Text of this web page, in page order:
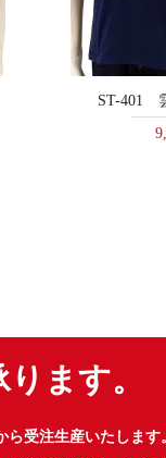
ST-401
ます。
ら受注生産いたします